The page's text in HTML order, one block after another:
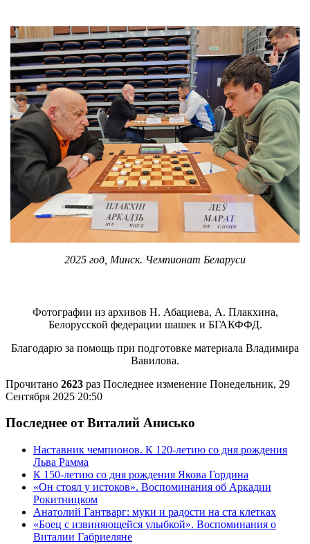
2025 год, Минск. Чемпионат Беларуси
Фотографии из архивов Н. Абациева, А. Плакхина,
Белорусской федерации шашек и БГАКФФД.
Благодарю за помощь при подготовке материала Владимира
Вавилова.
Прочитано 2623 раз Последнее изменение Понедельник, 29
Сентября 2025 20:50
Последнее от Виталий Анисько
Наставник чемпионов. К 120-летию со дня рождения
Льва Рамма
К 150-летию со дня рождения Якова Гордина
«Он стоял у истоков». Воспоминания об Аркадии
Рокитницком
Анатолий Гантварг: муки и радости на ста клетках
«Боец с извиняющейся улыбкой». Воспоминания о
Виталии Габриеляне